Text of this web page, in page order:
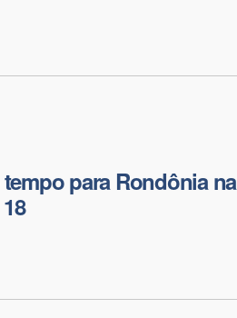
para Rondônia na